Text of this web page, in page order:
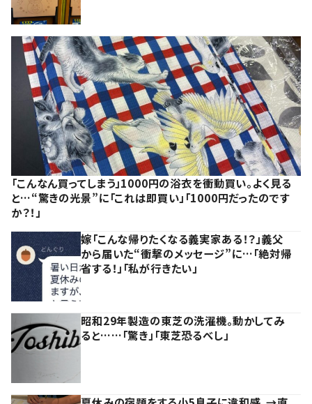
「こんなん買ってしまう」1000円の浴衣を衝動買い。よく見る
と…“驚きの光景”に「これは即買い」「1000円だったのです
か？！」
嫁「こんな帰りたくなる義実家ある！？」義父
から届いた“衝撃のメッセージ”に…「絶対帰
省する！」「私が行きたい」
昭和29年製造の東芝の洗濯機。動かしてみ
ると……「驚き」「東芝恐るべし」